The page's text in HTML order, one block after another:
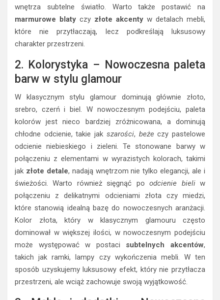
wnętrza subtelne światło. Warto także postawić na
marmurowe blaty czy złote akcenty w detalach mebli,
które nie przytłaczają, lecz podkreślają luksusowy
charakter przestrzeni.
2. Kolorystyka – Nowoczesna paleta
barw w stylu glamour
W klasycznym stylu glamour dominują głównie złoto,
srebro, czerń i biel. W nowoczesnym podejściu, paleta
kolorów jest nieco bardziej zróżnicowana, a dominują
chłodne odcienie, takie jak szarości, beże czy pastelowe
odcienie niebieskiego i zieleni. Te stonowane barwy w
połączeniu z elementami w wyrazistych kolorach, takimi
jak złote detale, nadają wnętrzom nie tylko elegancji, ale i
świeżości. Warto również sięgnąć poodcienie bieliw
połączeniu z delikatnymi odcieniami złota czy miedzi,
które stanowią idealną bazę do nowoczesnych aranżacji.
Kolor złota, który w klasycznym glamouru często
dominował w większej ilości, w nowoczesnym podejściu
może występować w postaci subtelnych akcentów,
takich jak ramki, lampy czy wykończenia mebli. W ten
sposób uzyskujemy luksusowy efekt, który nie przytłacza
przestrzeni, ale wciąż zachowuje swoją wyjątkowość.